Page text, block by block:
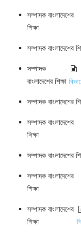
সম্পাদক বাংলাদেশের
শিক্ষা
সম্পাদক বাংলাদেশের
সম্পাদক
বাংলাদেশের শিক্ষা
সম্পাদক বাংলাদেশের
সম্পাদক বাংলাদেশের
শিক্ষা
সম্পাদক বাংলাদেশের
সম্পাদক বাংলাদেশের
শিক্ষা
সম্পাদক বাংলাদেশের
শিক্ষা